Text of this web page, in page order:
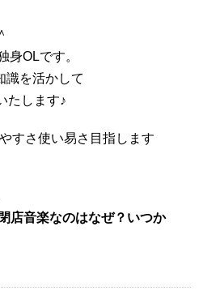
身OLです。
識を活かして
たします♪
すさ使い易さ目指します
店音楽なのはなぜ？いつか